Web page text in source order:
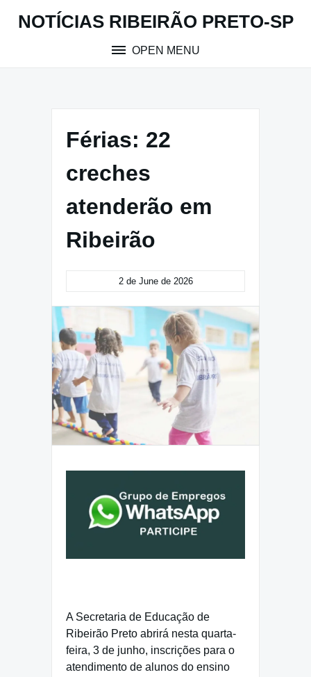
NOTÍCIAS RIBEIRÃO PRETO-SP
OPEN MENU
Férias: 22
creches
atenderão em
Ribeirão
2 de June de 2026
A Secretaria de Educação de
Ribeirão Preto abrirá nesta quarta-
feira, 3 de junho, inscrições para o
atendimento de alunos do ensino